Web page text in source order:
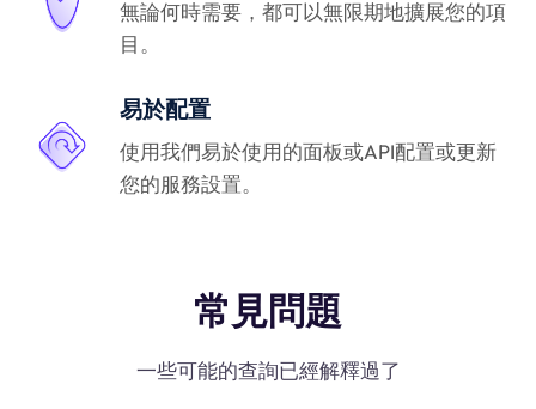
無論何時需要，都可以無限期地擴展您的項
目。
易於配置
使用我們易於使用的面板或API配置或更新
您的服務設置。
常見問題
一些可能的查詢已經解釋過了